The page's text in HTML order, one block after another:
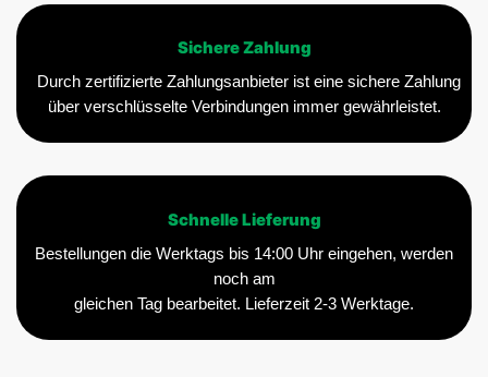
Sichere Zahlung
Durch zertifizierte Zahlungsanbieter ist eine sichere Zahlung
über verschlüsselte Verbindungen immer gewährleistet.
Schnelle Lieferung
Bestellungen die Werktags bis 14:00 Uhr eingehen, werden
noch am
gleichen Tag bearbeitet. Lieferzeit 2-3 Werktage.